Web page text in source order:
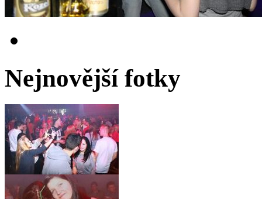
Nejnovější fotky